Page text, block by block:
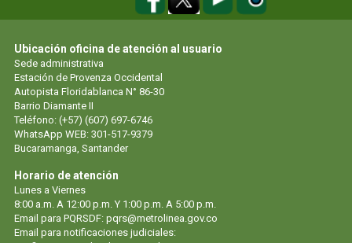
Ubicación oficina de atención al usuario
Sede administrativa
Estación de Provenza Occidental
Autopista Floridablanca N° 86-30
Barrio Diamante II
Teléfono: (+57) (607) 697-6746
WhatsApp WEB: 301-517-9379
Bucaramanga, Santander
Horario de atención
Lunes a Viernes
8:00 a.m. A 12:00 p.m. Y 1:00 p.m. A 5:00 p.m.
Email para PQRSDF: pqrs@metrolinea.gov.co
Email para notificaciones judiciales: